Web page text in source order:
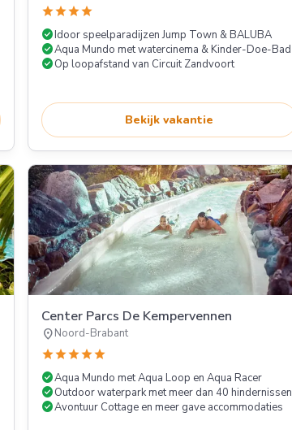
starstarstarstar
check_circleIdoor speelparadijzen Jump Town & BALUBA
check_circleAqua Mundo met watercinema & Kinder-Doe-Bad
check_circleOp loopafstand van Circuit Zandvoort
Bekijk vakantie
Center Parcs De Kempervennen
location_onNoord-Brabant
starstarstarstarstar
check_circleAqua Mundo met Aqua Loop en Aqua Racer
check_circleOutdoor waterpark met meer dan 40 hindernissen
check_circleAvontuur Cottage en meer gave accommodaties